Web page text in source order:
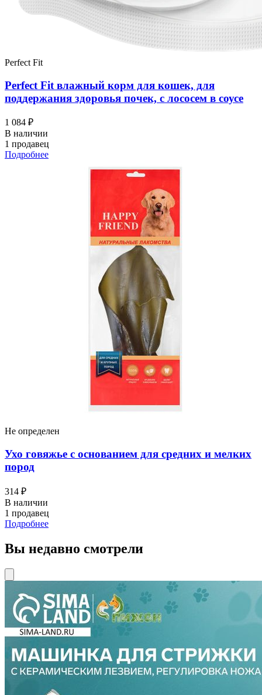
Perfect Fit
Perfect Fit влажный корм для кошек, для
поддержания здоровья почек, с лососем в соусе
1 084 ₽
В наличии
1 продавец
Подробнее
Не определен
Ухо говяжье с основанием для средних и мелких
пород
314 ₽
В наличии
1 продавец
Подробнее
Вы недавно смотрели